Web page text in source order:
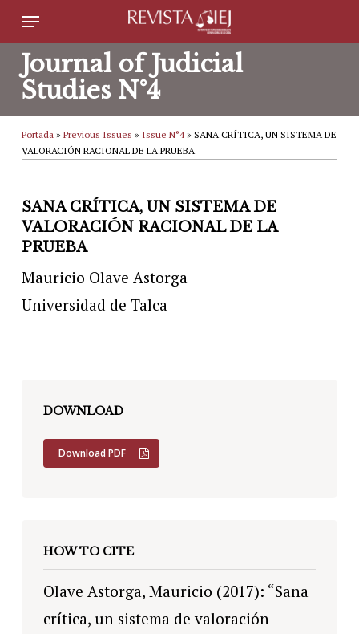
Skip
to
main
content
Menu
Journal of Judicial
Studies N°4
Portada »Previous Issues » Issue N°4»SANA CRÍTICA, UN SISTEMA DE
VALORACIÓN RACIONAL DE LA PRUEBA
SANA CRÍTICA, UN SISTEMA DE
VALORACIÓN RACIONAL DE LA
PRUEBA
Mauricio Olave Astorga
Universidad de Talca
DOWNLOAD
Download PDF
HOW TO CITE
Olave Astorga, Mauricio (2017): “Sana
crítica, un sistema de valoración